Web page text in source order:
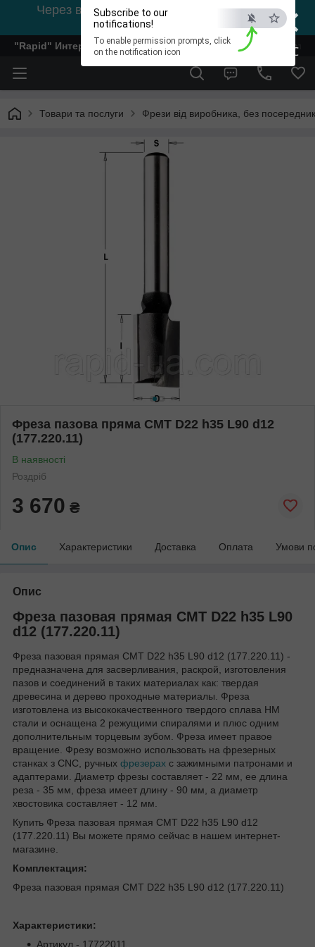
×
ESC
Subscribe to our
notifications!
To enable permission prompts, click
on the notification icon
Через відсутність світла, зв'язок на viber
0978002056
"Rapid" Интернет-магазин деревообрабатывающего
Товари та послуги Фрези від виробника, без
Фреза пазова пряма CMT D22 h35 L90 d12
(177.220.11)
В наявності
Роздріб
3 670 ₴
Опис Характеристики Доставка Оплата Умови
Опис
Фреза пазовая прямая CMT D22 h35 L90
d12 (177.220.11)
Фреза пазовая прямая CMT D22 h35 L90 d12 (177.220.11) -
предназначена для засверливания, раскрой, изготовления
пазов и соединений в таких материалах как: твердая
древесина и дерево проходные материалы. Фреза
изготовлена из высококачественного твердого сплава HM
стали и оснащена 2 режущими спиралями и плюс одним
дополнительным торцевым зубом. Фреза имеет правое
вращение. Фрезу возможно использовать на фрезерных
станках з CNC, ручных фрезерах с зажимными патронами и
адаптерами. Диаметр фрезы составляет - 22 мм, ее длина
реза - 35 мм, фреза имеет длину - 90 мм, а диаметр
хвостовика составляет - 12 мм.
Купить Фреза пазовая прямая CMT D22 h35 L90 d12
(177.220.11) Вы можете прямо сейчас в нашем интернет-
магазине.
Комплектация:
Фреза пазовая прямая CMT D22 h35 L90 d12 (177.220.11)
Характеристики:
Артикул - 17722011.